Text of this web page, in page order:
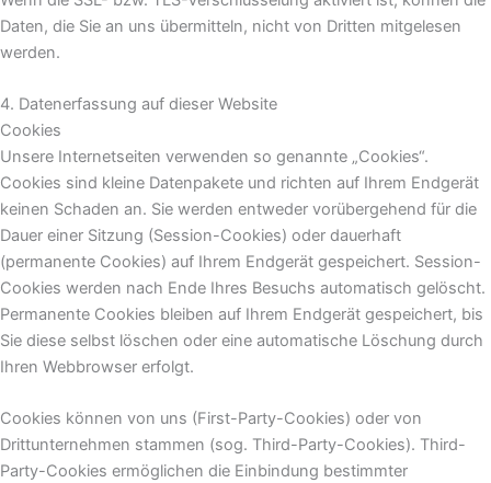
Daten, die Sie an uns übermitteln, nicht von Dritten mitgelesen
werden.
4. Datenerfassung auf dieser Website
Cookies
Unsere Internetseiten verwenden so genannte „Cookies“.
Cookies sind kleine Datenpakete und richten auf Ihrem Endgerät
keinen Schaden an. Sie werden entweder vorübergehend für die
Dauer einer Sitzung (Session-Cookies) oder dauerhaft
(permanente Cookies) auf Ihrem Endgerät gespeichert. Session-
Cookies werden nach Ende Ihres Besuchs automatisch gelöscht.
Permanente Cookies bleiben auf Ihrem Endgerät gespeichert, bis
Sie diese selbst löschen oder eine automatische Löschung durch
Ihren Webbrowser erfolgt.
Cookies können von uns (First-Party-Cookies) oder von
Drittunternehmen stammen (sog. Third-Party-Cookies). Third-
Party-Cookies ermöglichen die Einbindung bestimmter